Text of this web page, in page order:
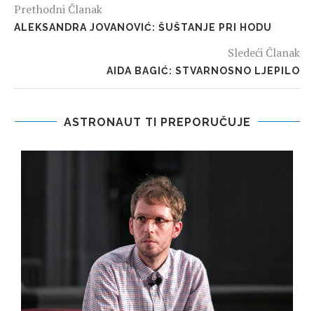
Prethodni Članak
ALEKSANDRA JOVANOVIĆ: ŠUŠTANJE PRI HODU
Sledeći Članak
AIDA BAGIĆ: STVARNOSNO LJEPILO
ASTRONAUT TI PREPORUČUJE